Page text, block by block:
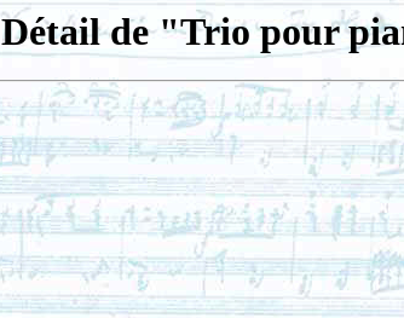
Détail de "Trio pour